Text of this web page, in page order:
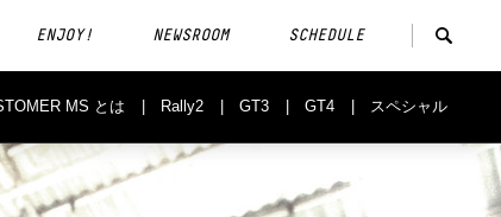
ENJOY! NEWSROOM SCHEDULE
MS とは Rally2 GT3 GT4 スペシャル